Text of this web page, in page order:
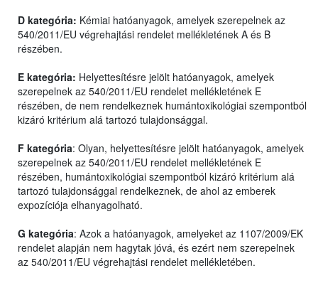
D kategória: Kémiai hatóanyagok, amelyek szerepelnek az
540/2011/EU végrehajtási rendelet mellékletének A és B
részében.
E kategória: Helyettesítésre jelölt hatóanyagok, amelyek
szerepelnek az 540/2011/EU rendelet mellékletének E
részében, de nem rendelkeznek humántoxikológiai szempontból
kizáró kritérium alá tartozó tulajdonsággal.
F kategória: Olyan, helyettesítésre jelölt hatóanyagok, amelyek
szerepelnek az 540/2011/EU rendelet mellékletének E
részében, humántoxikológiai szempontból kizáró kritérium alá
tartozó tulajdonsággal rendelkeznek, de ahol az emberek
expozíciója elhanyagolható.
G kategória: Azok a hatóanyagok, amelyeket az 1107/2009/EK
rendelet alapján nem hagytak jóvá, és ezért nem szerepelnek
az 540/2011/EU végrehajtási rendelet mellékletében.